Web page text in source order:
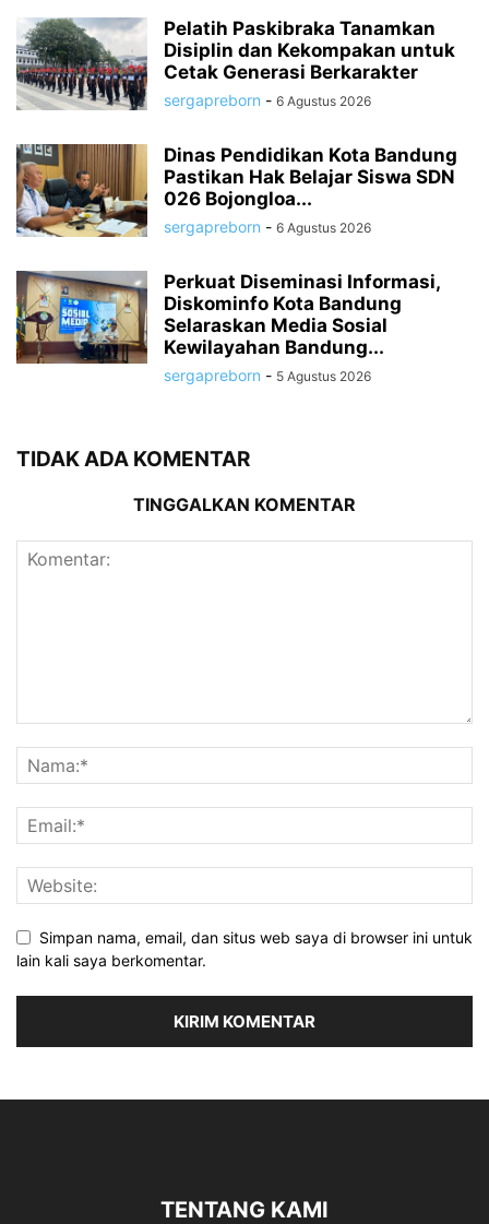
Pelatih Paskibraka Tanamkan
Disiplin dan Kekompakan untuk
Cetak Generasi Berkarakter
sergapreborn - 6 Agustus 2026
Dinas Pendidikan Kota Bandung
Pastikan Hak Belajar Siswa SDN
026 Bojongloa...
sergapreborn - 6 Agustus 2026
Perkuat Diseminasi Informasi,
Diskominfo Kota Bandung
Selaraskan Media Sosial
Kewilayahan Bandung...
sergapreborn - 5 Agustus 2026
TIDAK ADA KOMENTAR
TINGGALKAN KOMENTAR
Simpan nama, email, dan situs web saya di browser ini untuk
lain kali saya berkomentar.
TENTANG KAMI